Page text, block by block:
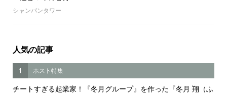
シャンパンタワー
人気の記事
1 ホスト特集
チートすぎる起業家！『冬月グループ』を作った『冬月 翔（ふ